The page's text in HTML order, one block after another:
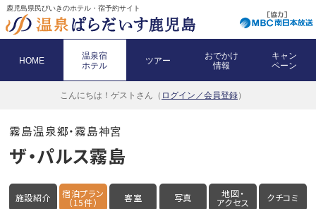
鹿児島県民びいきのホテル・宿予約サイト
HOME
温泉宿
ホテル
ツアー
おでかけ
情報
キャン
ペーン
こんにちは！ ゲストさん（ ログイン／会員登録）
霧島温泉郷・霧島神宮
ザ・パルス霧島
施設紹介 宿泊プラン
（15件） 客室 写真 地図・
アクセス クチコミ